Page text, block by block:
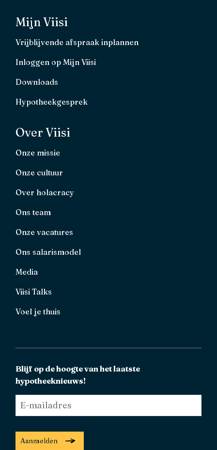
Mijn Viisi
Vrijblijvende afspraak inplannen
Inloggen op Mijn Viisi
Downloads
Hypotheekgesprek
Over Viisi
Onze missie
Onze cultuur
Over holacracy
Ons team
Onze vacatures
Ons salarismodel
Media
Viisi Talks
Voel je thuis
Blijf op de hoogte van het laatste
hypotheeknieuws!
mailadres *
Aanmelden